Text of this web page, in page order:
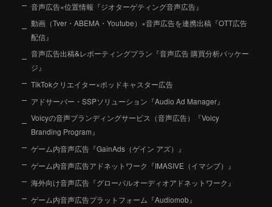
音声広告×位置情報『ジオターゲティング音声広告』
動画（Tver・ABEMA・Youtube）×音声広告を連携出稿『OTT広告
配信』
音声広告出稿&レポーティングプラン『音声広告 購買分析パッケー
ジ』
TikTokクリエイター×ポッドキャスター広告
アドサーバー・SSPソリューション『Audio Ad Manager』
Voicyの音声ブランディングサービス（音声広告）『Voicy
Branding Program』
ゲーム内音声広告『GainAds（ゲイン アズ）』
ゲーム内音声広告アドネットワーク『IMASIVE（イマシブ）』
海外向け音声広告『グローバルオーディオアドネットワーク』
ゲーム内音声広告プラットフォーム『Audiomob』